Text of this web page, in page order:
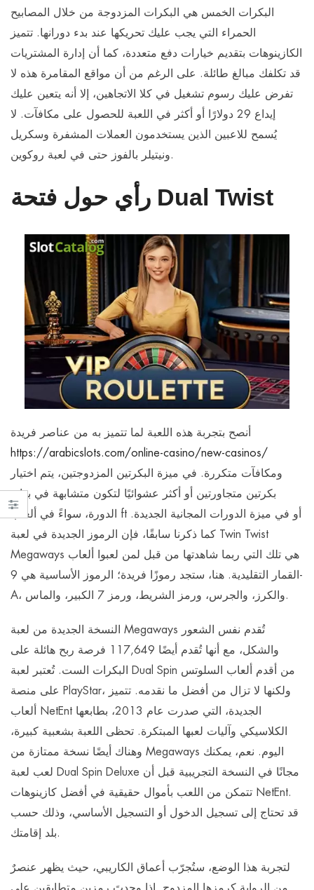
البكرات الخمس هي البكرات المزدوجة من خلال المصابيح
الحمراء التي يجب عليك تحريكها عند بدء دورانها. تتميز
الكازينوهات بتقديم خيارات دفع متعددة، كما أن إدارة المشتريات
قد تكلفك مبالغ طائلة. على الرغم من أن مواقع المقامرة هذه لا
تفرض عليك رسوم تشغيل في كلا الاتجاهين، إلا أنه يتعين عليك
إيداع 29 دولارًا أو أكثر في اللعبة للحصول على مكافآت. لا
يُسمح للاعبين الذين يستخدمون العملات المشفرة وسكريل
ونيتيلر بالفوز حتى في لعبة روكوين.
رأي حول فتحة Dual Twist
أنصح بتجربة هذه اللعبة لما تتميز به من عناصر فريدة
https://arabicslots.com/online-casino/new-casinos/
ومكافآت متكررة. في ميزة البكرتين المزدوجتين، يتم اختيار
بكرتين متجاورتين أو أكثر عشوائيًا لتكون متشابهة في بداية
الدورة، سواءً في ألعاب ft أو في ميزة الدورات المجانية الجديدة.
كما ذكرنا سابقًا، فإن الرموز الجديدة في لعبة Twin Twist
Megaways هي تلك التي ربما شاهدتها من قبل لمن لعبوا ألعاب
القمار التقليدية. هنا، ستجد رموزًا فريدة؛ الرموز الأساسية هي 9-
A، والكرز، والجرس، ورمز الشريط، ورمز 7 الكبير، والماس.
النسخة الجديدة من لعبة Megaways تُقدم نفس الشعور
والشكل، مع أنها تُقدم أيضًا 117,649 فرصة ربح هائلة على
البكرات الست. تُعتبر لعبة Dual Spin من أقدم ألعاب السلوتس
على منصة PlayStar، ولكنها لا تزال من أفضل ما نقدمه. تتميز
ألعاب NetEnt الجديدة، التي صدرت عام 2013، بطابعها
الكلاسيكي وآليات لعبها المبتكرة. تحظى اللعبة بشعبية كبيرة،
وهناك أيضًا نسخة ممتازة من Megaways اليوم. نعم، يمكنك
لعب لعبة Dual Spin Deluxe مجانًا في النسخة التجريبية قبل أن
تتمكن من اللعب بأموال حقيقية في أفضل كازينوهات NetEnt.
قد تحتاج إلى تسجيل الدخول أو التسجيل الأساسي، وذلك حسب
بلد إقامتك.
لتجربة هذا الوضع، ستُجرّب أعماق الكاريبي، حيث يظهر عنصرٌ